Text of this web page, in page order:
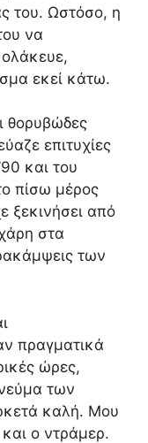
του. Ωστόσο, η
να
εκεί κάτω.
θορυβώδες
επιτυχίες
και του
πίσω μέρος
ξεκινήσει από
στα
των
πραγματικά
ώρες,
των
καλή. Μου
ο ντράμερ.